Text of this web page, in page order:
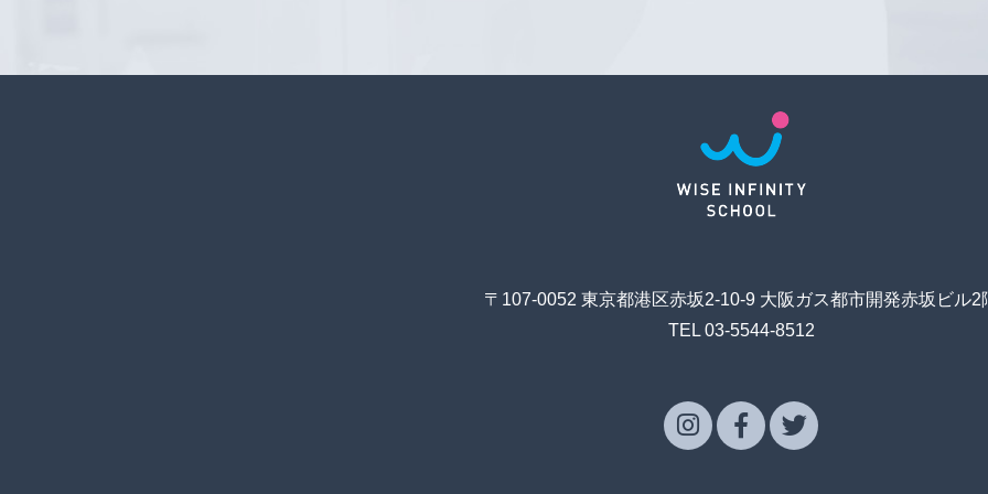
〒107-0052 東京都港区赤坂2-10-9 大阪ガス都市開発赤坂ビル2
TEL 03-5544-8512